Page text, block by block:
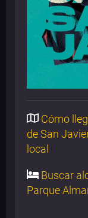
Cómo
de San
local
Buscar
Parque